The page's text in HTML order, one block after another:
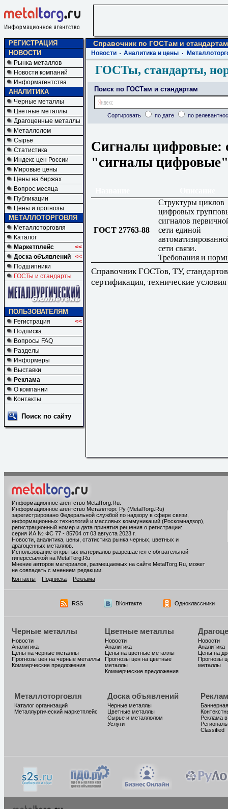
РЕГИСТРАЦИЯ
НОВОСТИ
Рынка металлов
Новости компаний
Информагентства
АНАЛИТИКА
Черные металлы
Цветные металлы
Драгоценные металлы
Металлолом
Сырье
Статистика
Индекс цен России
Мировые цены
Цены на биржах
Вопрос месяца
Публикации
Цены и прогнозы
МЕТАЛЛОТОРГОВЛЯ
Металлоторговля
Каталог
Маркетплейс
<<
Доска объявлений <<
Подшипники
ГОСТы и стандарты
ПОЛЬЗОВАТЕЛЯМ
Регистрация
<<
Подписка
Вопросы FAQ
Разделы
Информеры
Выставки
Реклама
О компании
Контакты
Поиск по сайту
Справочник по ГОСТам и стандартам
Новости Аналитика и цены
ГОСТы, стандарты,
Поиск по ГОСТам и стандартам
Сортировать по дате по
Сигналы цифровые:
"сигналы цифровые"
ГОСТ 27763-88
Структуры циклов
цифровых
сигналов
сети единой
сети связи.
Требования и
Справочник ГОСТов, ТУ,
сертификация, технические условия
Информационное агентство MetalTorg.Ru
Информационное агентство Металлторг. Ру (MetalTorg.Ru)
зарегистрировано Федеральной службой по надзору в сфере связи,
информационных технологий и массовых коммуникаций (Роскомнадзор),
регистрационный номер и дата принятия решения о регистрации:
серия ИА № ФС 77 - 85704 от 03 августа 2023 г.
Новости, аналитика, цены, статистика рынка черных, цветных и
драгоценных металлов.
Использование открытых материалов разрешается с обязательной
гиперссылкой на MetalTorg.Ru
Мнение авторов материалов, размещаемых на сайте MetalTorg.Ru, может
не совпадать с мнением редакции.
Контакты
Подписка Реклама
RSS ВКонтакте Одноклассники
Черные металлы
Новости
Аналитика
Цены на черные металлы
Прогнозы цен на черные металлы
Коммерческие предложения
Цветные металлы
Новости
Аналитика
Цены на цветные металлы
Прогнозы цен на цветные
металлы
Коммерческие предложения
Новости
Аналитика
Цены на
Прогнозы
металлы
Металлоторговля
Каталог организаций
Металлургический маркетплейс
Доска объявлений
Черные металлы
Цветные металлы
Сырье и металлолом
Услуги
Реклама
Classified